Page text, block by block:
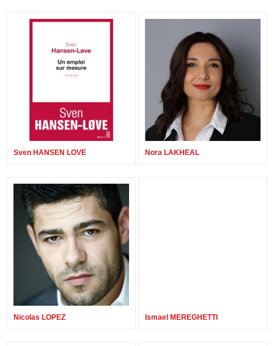
Sven HANSEN LOVE Nora LAKHEAL
Nicolas LOPEZ Ismael MEREGHETTI